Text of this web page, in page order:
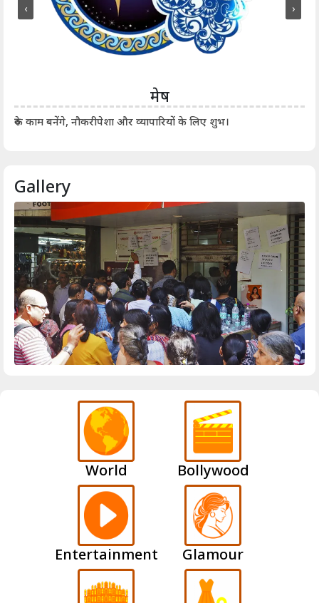
मेष
रुके काम बनेंगे, नौकरीपेशा और व्यापारियों के लिए शुभ।
‹ ›
Gallery
World Bollywood
Entertainment Glamour